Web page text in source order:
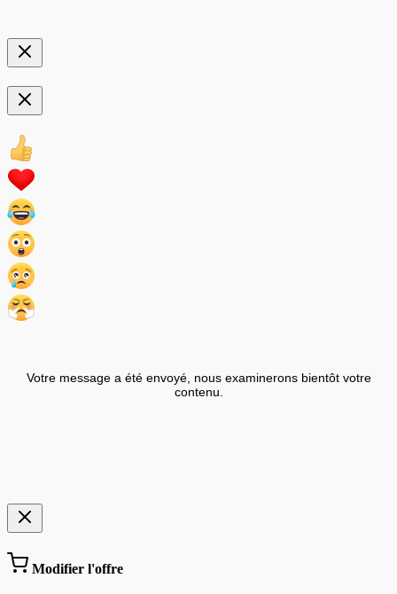
Votre message a été envoyé, nous examinerons bientôt votre
contenu.
Modifier l'offre